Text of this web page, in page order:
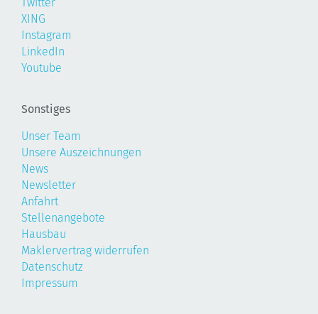
Twitter
XING
Instagram
LinkedIn
Youtube
Sonstiges
Unser Team
Unsere Auszeichnungen
News
Newsletter
Anfahrt
Stellenangebote
Hausbau
Maklervertrag widerrufen
Datenschutz
Impressum